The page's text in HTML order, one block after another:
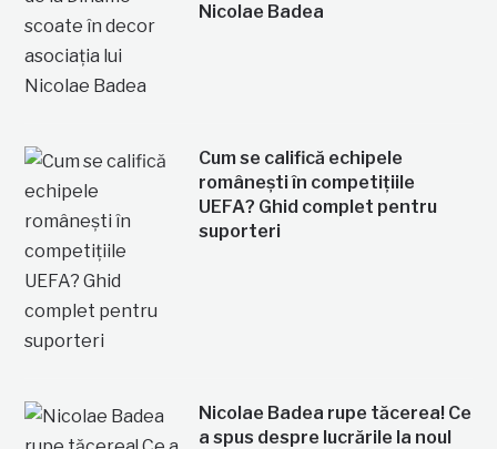
Nicolae Badea
Cum se califică echipele
românești în competițiile
UEFA? Ghid complet pentru
suporteri
Nicolae Badea rupe tăcerea! Ce
a spus despre lucrările la noul